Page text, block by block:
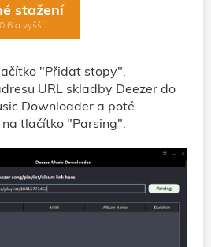
stažení
a vyšší
"Přidat stopy".
URL skladby Deezer do
Downloader a poté
tlačítko "Parsing".